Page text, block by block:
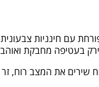
עם חינניות
בעטיפה מחבקת
שירים את המצב רוח,